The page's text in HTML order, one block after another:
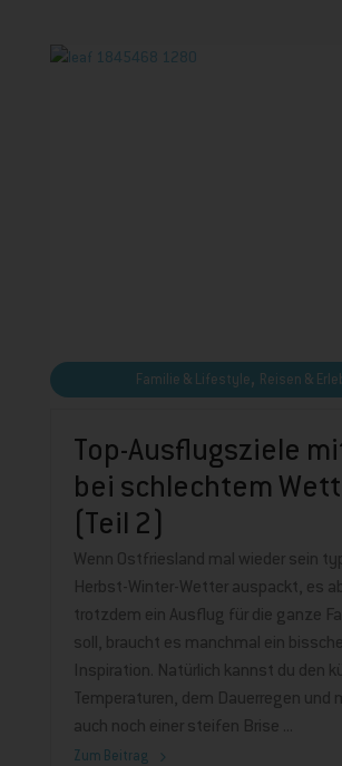
Familie & Lifestyle, Reisen &
Top-Ausflugsziele
bei schlechtem
(Teil 2)
Wenn Ostfriesland mal wieder sein
Herbst-Winter-Wetter auspackt, es
trotzdem ein Ausflug für die ganze
soll, braucht es manchmal ein
Inspiration. Natürlich kannst du den
Temperaturen, dem Dauerregen und
auch noch einer steifen Brise
Zum Beitrag